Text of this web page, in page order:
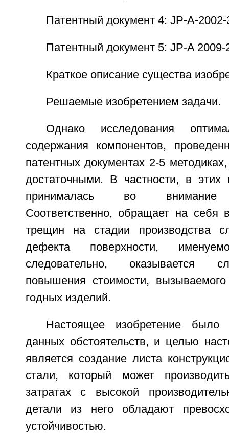
Патентный документ 4: JP-A-2002-
Патентный документ 5: JP-A 2009-
Краткое описание существа
Решаемые изобретением задачи.
Однако исследования
содержания компонентов,
патентных документах 2-5
достаточными. В частности, в этих
принималась во внимание
Соответственно, обращает на себя
трещин на стадии производства
дефекта поверхности,
следовательно, оказывается
повышения стоимости,
годных изделий.
Настоящее изобретение
данных обстоятельств, и целью
является создание листа
стали, который может
затратах с высокой
детали из него обладают
устойчивостью.